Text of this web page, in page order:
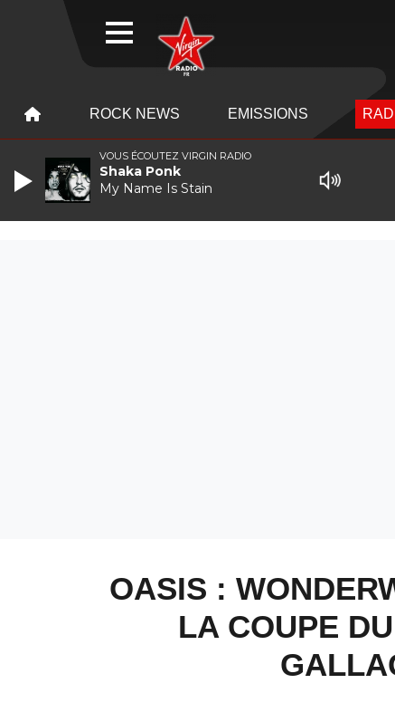
ROCK NEWS EMISSIONS
OASIS :
LA COUPE
VOUS ÉCOUTEZ VIRGIN RADIO
Shaka Ponk
My Name Is Stain
WEBRADIO